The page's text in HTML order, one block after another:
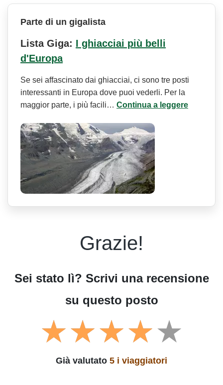
Parte di un gigalista
Lista Giga: I ghiacciai più belli
d'Europa
Se sei affascinato dai ghiacciai, ci sono tre posti
interessanti in Europa dove puoi vederli. Per la
maggior parte, i più facili… Continua a leggere
Grazie!
Sei stato lì? Scrivi una recensione
su questo posto
Già valutato 5 i viaggiatori